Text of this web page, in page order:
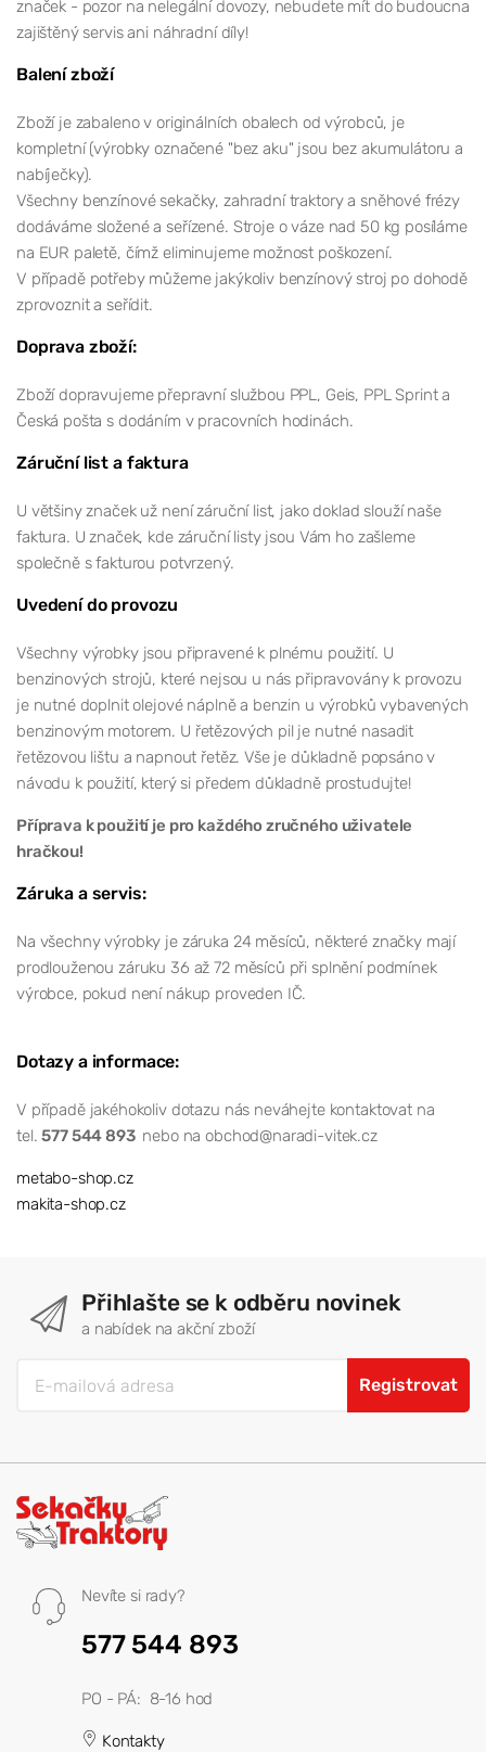
značek - pozor na nelegální dovozy, nebudete mít do budoucna
zajištěný servis ani náhradní díly!
Balení zboží
Zboží je zabaleno v originálních obalech od výrobců, je
kompletní (výrobky označené "bez aku" jsou bez akumulátoru a
nabíječky).
Všechny benzínové sekačky, zahradní traktory a sněhové frézy
dodáváme složené a seřízené. Stroje o váze nad 50 kg posíláme
na EUR paletě, čímž eliminujeme možnost poškození.
V případě potřeby můžeme jakýkoliv benzínový stroj po dohodě
zprovoznit a seřídit.
Doprava zboží:
Zboží dopravujeme přepravní službou PPL, Geis, PPL Sprint a
Česká pošta s dodáním v pracovních hodinách.
Záruční list a faktura
U většiny značek už není záruční list, jako doklad slouží naše
faktura. U značek, kde záruční listy jsou Vám ho zašleme
společně s fakturou potvrzený.
Uvedení do provozu
Všechny výrobky jsou připravené k plnému použití. U
benzinových strojů, které nejsou u nás připravovány k provozu
je nutné doplnit olejové náplně a benzin u výrobků vybavených
benzinovým motorem. U řetězových pil je nutné nasadit
řetězovou lištu a napnout řetěz. Vše je důkladně popsáno v
návodu k použití, který si předem důkladně prostudujte!
Příprava k použití je pro každého zručného uživatele
hračkou!
Záruka a servis:
Na všechny výrobky je záruka 24 měsíců, některé značky mají
prodlouženou záruku 36 až 72 měsíců při splnění podmínek
výrobce, pokud není nákup proveden IČ.
Dotazy a informace:
V případě jakéhokoliv dotazu nás neváhejte kontaktovat na
tel.577 544 893 nebo na obchod@naradi-vitek.cz
metabo-shop.cz
makita-shop.cz
Přihlašte se k odběru novinek
a nabídek na akční zboží
Registrovat
Nevíte si rady?
577 544 893
PO - PÁ: 8-16 hod
Kontakty